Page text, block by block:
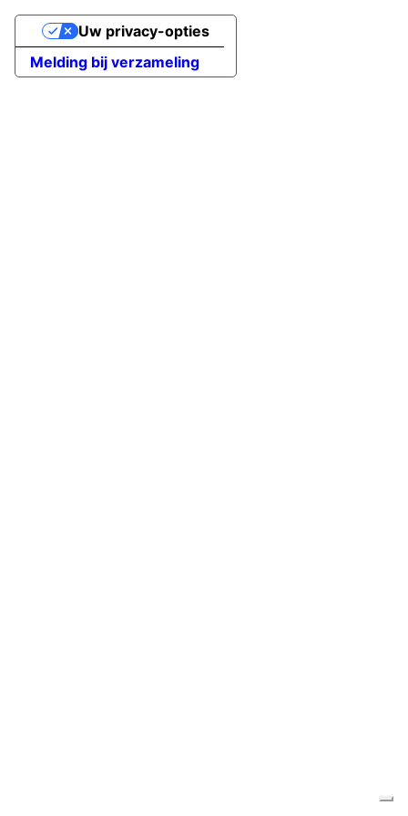
Melding bij verzameling
Uw privacy-opties